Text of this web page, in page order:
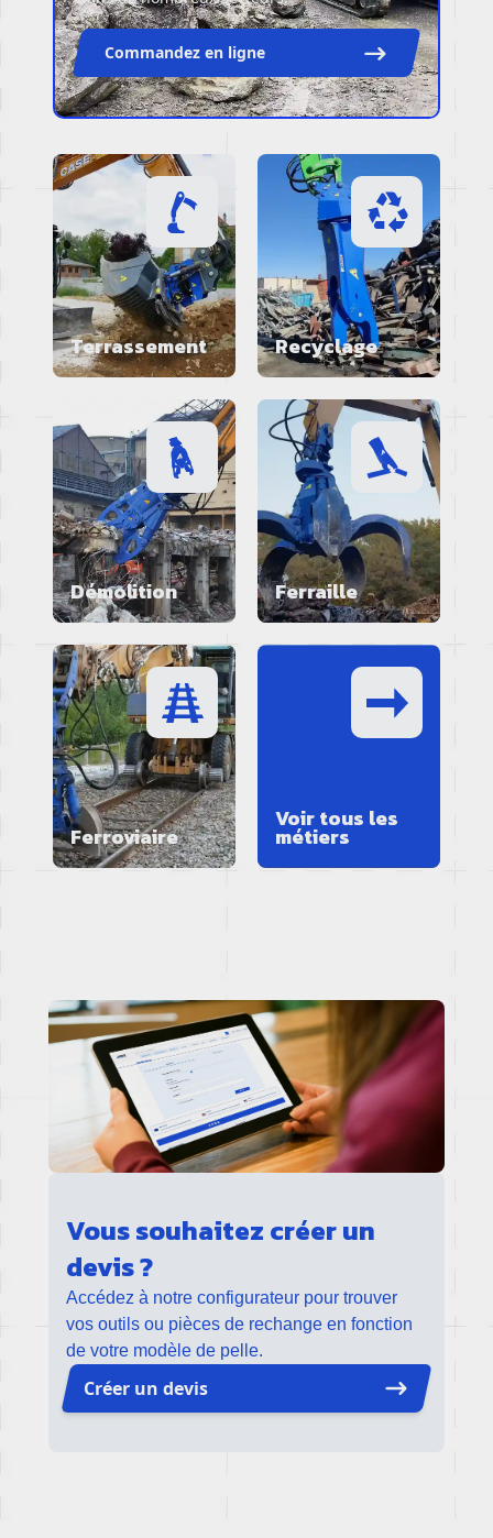
Commandez en ligne
Terrassement Recyclage
Démolition Ferraille
Ferroviaire
Voir tous les
métiers
Vous souhaitez créer un
devis ?
Accédez à notre configurateur pour trouver
vos outils ou pièces de rechange en fonction
de votre modèle de pelle.
Créer un devis